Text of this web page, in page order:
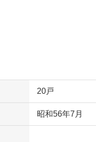
20戸
昭和56年7月